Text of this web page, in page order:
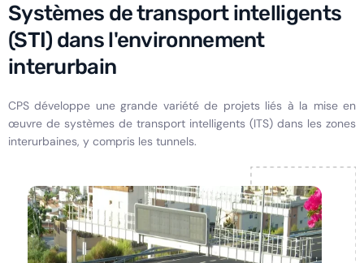
Systèmes de transport intelligents
(STI) dans l'environnement
interurbain
CPS développe une grande variété de projets liés à la mise en
œuvre de systèmes de transport intelligents (ITS) dans les zones
interurbaines, y compris les tunnels.
Projets
Nouvelles
Travailler chez CPS
Contact